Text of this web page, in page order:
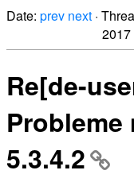
Date: prev next ·
Re[de-
Probleme
5.3.4.2